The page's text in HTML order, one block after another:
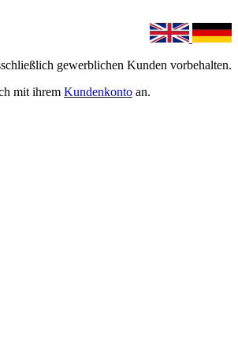
gewerblichen Kunden vorbehalten.
mit ihrem Kundenkonto an.